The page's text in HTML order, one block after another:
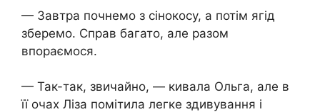
— Завтра почнемо з сінокосу, а потім ягід
зберемо. Справ багато, але разом
впораємося.
— Так-так, звичайно, — кивала Ольга, але в
її очах Ліза помітила легке здивування і